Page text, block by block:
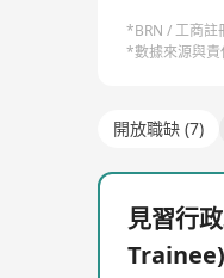
*BRN / 工商註
*數據來源與責
開放職缺 (7)
見習行
Trainee)